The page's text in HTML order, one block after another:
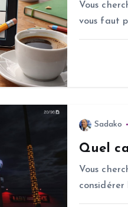
Vous
vous faut
Sadako
Quel
Vous
considérer